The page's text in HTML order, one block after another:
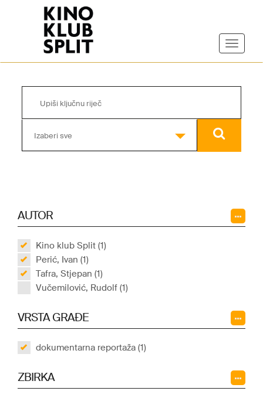
Izaberi sve
AUTOR
Kino klub Split (1)
Perić, Ivan (1)
Tafra, Stjepan (1)
Vučemilović, Rudolf (1)
VRSTA GRAĐE
dokumentarna reportaža (1)
ZBIRKA